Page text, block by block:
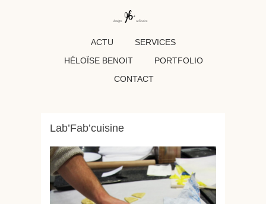
ACTU
SERVICES
HÉLOÏSE BENOIT
PORTFOLIO
CONTACT
Lab’Fab’cuisine